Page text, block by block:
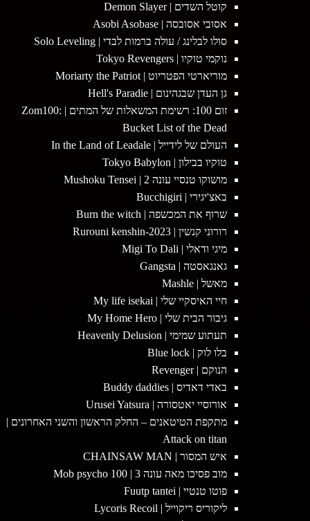
קוטל השדים | Demon Slayer
אסובי אסובסה | Asobi Asobase
סולו לבלינג / עולה ברמות לבדי | Solo Leveling
נוקמי טוקיו | Tokyo Revengers
מוריארטי הפטריוט | Moriarty the Patriot
גן העדן שבגהינום | Hell's Paradie
זום 100: רשימת המשאלות של המתים | Zom100:
Bucket List of the Dead
העולם של לידייל | In the Land of Leadale
טוקיו בבילון | Tokyo Babylon
מושוקו טנסיי עונה 2 | Mushoku Tensei
באצ'יגירי | Bucchigiri
שרוף את המכשפה | Burn the witch
רורוני קנשין | 2023-Rurouni kenshin
מיגי ודאלי | Migi To Dali
גאנגאסטה | Gangsta
מאשל | Mashle
חיי האיסקיי שלי | My life isekai
גיבור הבית שלי | My Home Hero
תעתוע שמימי | Heavenly Delusion
בלו לוק | Blue lock
הנוקם | Revenger
באדי דאדיס | Buddy daddies
אורוסיי יאטסורה | Urusei Yatsura
מתקפת הטיטאנים – החלק הראשון והשני האחרונים |
Attack on titan
איש המסור | CHAINSAW MAN
מוב פסיכו מאה עונה 3 | Mob psycho 100
פוטו טנטיי | Fuutp tantei
ליקוריס ריקוייל | Lycoris Recoil